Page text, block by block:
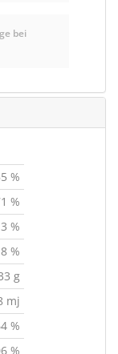
bei
%
%
%
%
g
mj
%
%